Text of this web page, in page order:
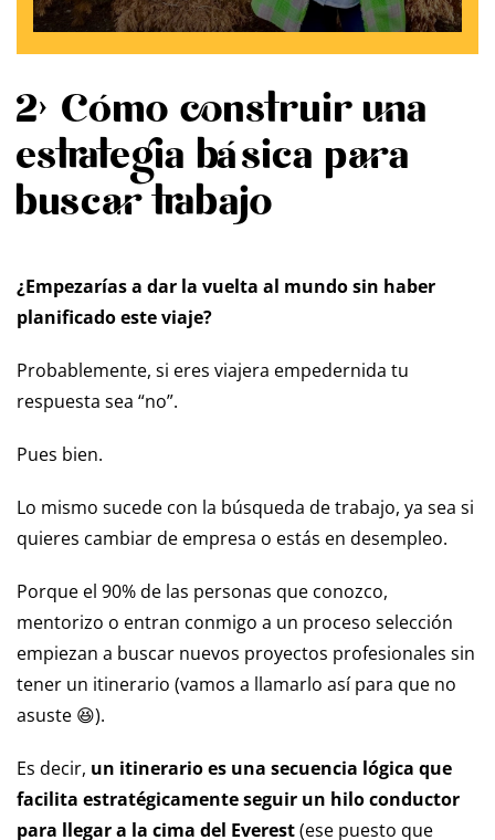
2> Cómo construir una
estrategia básica para
buscar trabajo
¿Empezarías a dar la vuelta al mundo sin haber
planificado este viaje?
Probablemente, si eres viajera empedernida tu
respuesta sea “no”.
Pues bien.
Lo mismo sucede con la búsqueda de trabajo, ya sea si
quieres cambiar de empresa o estás en desempleo.
Porque el 90% de las personas que conozco,
mentorizo o entran conmigo a un proceso selección
empiezan a buscar nuevos proyectos profesionales sin
tener un itinerario (vamos a llamarlo así para que no
asuste 😆).
Es decir, un itinerario es una secuencia lógica que
facilita estratégicamente seguir un hilo conductor
para llegar a la cima del Everest(ese puesto que